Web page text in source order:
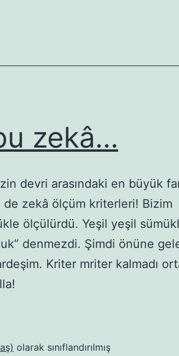
zekâ…
devri arasındaki en büyük
zekâ ölçüm kriterleri! Bizim
ölçülürdü. Yeşil yeşil
denmezdi. Şimdi önüne
Kriter mriter kalmadı
olarak sınıflandırılmış